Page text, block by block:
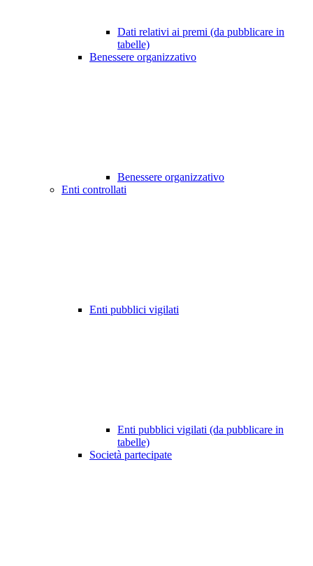
Dati relativi ai premi (da pubblicare in
tabelle)
Benessere organizzativo
Benessere organizzativo
Enti controllati
Enti pubblici vigilati
Enti pubblici vigilati (da pubblicare in
tabelle)
Società partecipate